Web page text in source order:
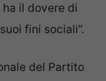
il dovere di
fini sociali”.
del Partito